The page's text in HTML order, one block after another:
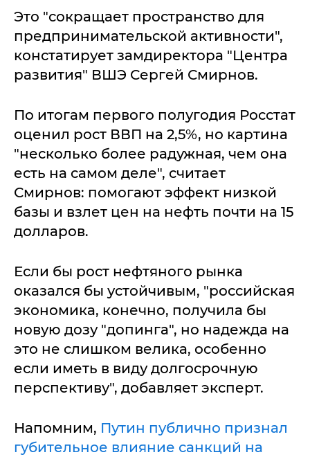
Это "сокращает пространство для
предпринимательской активности",
констатирует замдиректора "Центра
развития" ВШЭ Сергей Смирнов.
По итогам первого полугодия Росстат
оценил рост ВВП на 2,5%, но картина
"несколько более радужная, чем она
есть на самом деле", считает
Смирнов: помогают эффект низкой
базы и взлет цен на нефть почти на 15
долларов.
Если бы рост нефтяного рынка
оказался бы устойчивым, "российская
экономика, конечно, получила бы
новую дозу "допинга", но надежда на
это не слишком велика, особенно
если иметь в виду долгосрочную
перспективу", добавляет эксперт.
Напомним, Путин публично признал
губительное влияние санкций на